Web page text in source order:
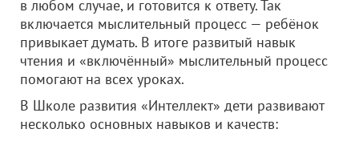
в любом случае, и готовится к ответу. Так
включается мыслительный процесс — ребёнок
привыкает думать. В итоге развитый навык
чтения и «включённый» мыслительный процесс
помогают на всех уроках.
В Школе развития «Интеллект» дети развивают
несколько основных навыков и качеств: